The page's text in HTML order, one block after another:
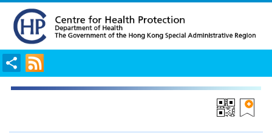
ShareRSS